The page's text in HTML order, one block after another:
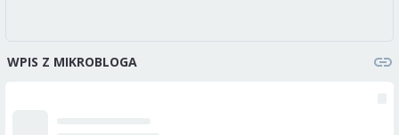
WPIS Z MIKROBLOGA